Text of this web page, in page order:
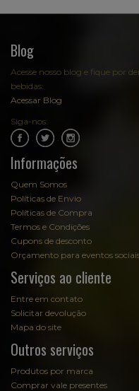
Blog
Acesse nosso blog e fique por
bebidas:
Acessar Blog
Siga-nos:
Informações
Quem Somos
Políticas de Envio
Políticas de Compra
Termos e Condições
Cupons de desconto
Orçamento para eventos
Serviços ao cliente
Entre em contato
Solicitar devolução
Mapa do site
Outros serviços
Produtos por marca
Comprar vale presentes